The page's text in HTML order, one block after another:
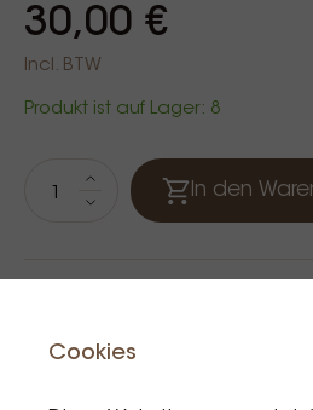
30,00 €
Incl. BTW
Produkt ist auf Lager: 8
In den
Cookies